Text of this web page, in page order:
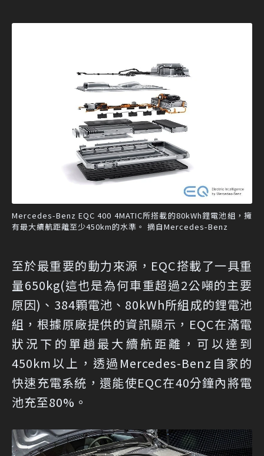
Mercedes-Benz EQC 400 4MATIC所搭載的80kWh鋰電池組，擁
有最大續航距離至少450km的水準。 摘自Mercedes-Benz
至於最重要的動力來源，EQC搭載了一具重
量650kg(這也是為何車重超過2公噸的主要
原因)、384顆電池、80kWh所組成的鋰電池
組，根據原廠提供的資訊顯示，EQC在滿電
狀況下的單趟最大續航距離，可以達到
450km以上，透過Mercedes-Benz自家的
快速充電系統，還能使EQC在40分鐘內將電
池充至80%。